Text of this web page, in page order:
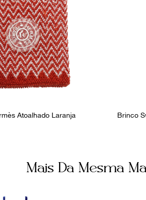
Atoalhado Laranja Brinco
Mais Da Mesma